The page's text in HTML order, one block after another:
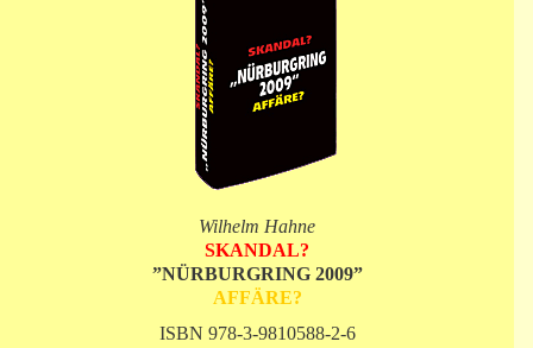
Wilhelm Hahne
SKANDAL?
”NÜRBURGRING 2009”
AFFÄRE?
ISBN 978-3-9810588-2-6